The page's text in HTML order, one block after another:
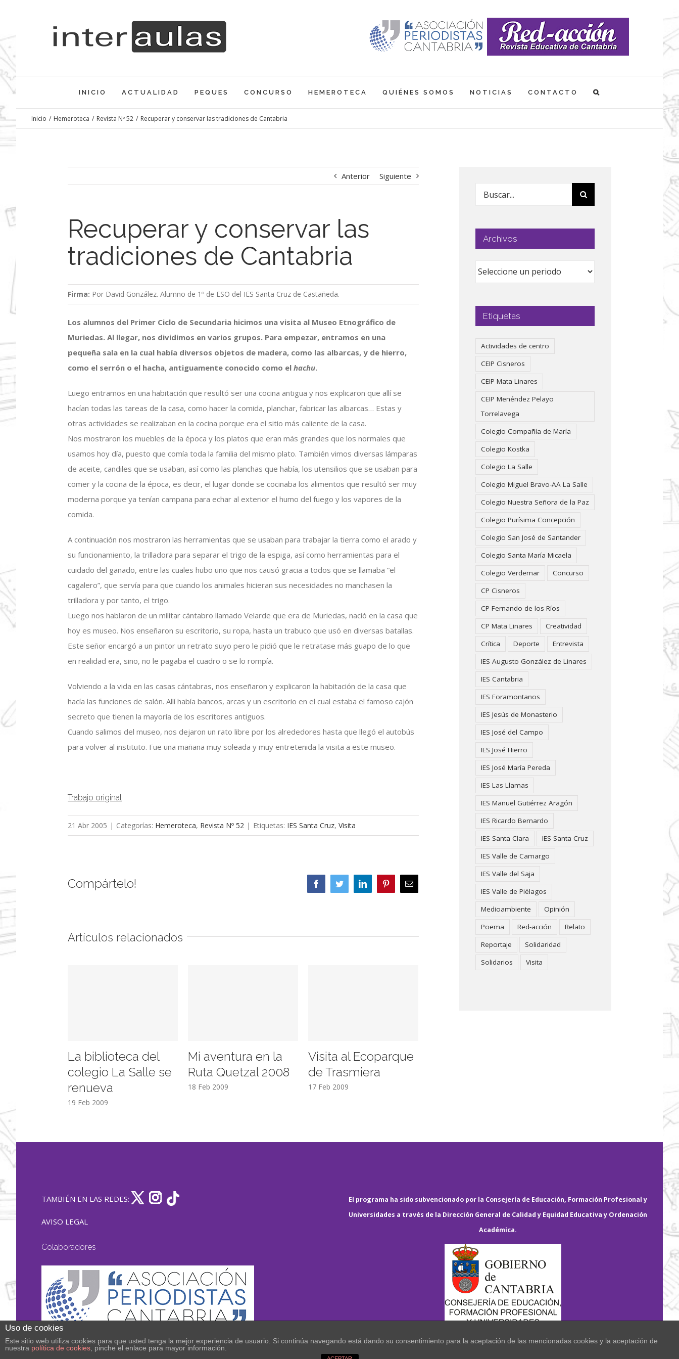
contenido
INICIO ACTUALIDAD PEQUES CONCURSO HEMEROTECA QUIÉNES SOMOS NOTICIAS CONTACTO
Inicio / Hemeroteca / Revista Nº 52 / Recuperar y conservar las tradiciones de Cantabria
Anterior Siguiente
Recuperar y conservar las
tradiciones de Cantabria
Firma: Por David González. Alumno de 1º de ESO del IES Santa Cruz de Castañeda.
Los alumnos del Primer Ciclo de Secundaria hicimos una visita al Museo Etnográfico de
Muriedas. Al llegar, nos dividimos en varios grupos. Para empezar, entramos en una
pequeña sala en la cual había diversos objetos de madera, como las albarcas, y de hierro,
como el serrón o el hacha, antiguamente conocido como elhachu.
Luego entramos en una habitación que resultó ser una cocina antigua y nos explicaron que allí se
hacían todas las tareas de la casa, como hacer la comida, planchar, fabricar las albarcas… Estas y
otras actividades se realizaban en la cocina porque era el sitio más caliente de la casa.
Nos mostraron los muebles de la época y los platos que eran más grandes que los normales que
usamos hoy día, puesto que comía toda la familia del mismo plato. También vimos diversas lámparas
de aceite, candiles que se usaban, así como las planchas que había, los utensilios que se usaban para
comer y la cocina de la época, es decir, el lugar donde se cocinaba los alimentos que resultó ser muy
moderna porque ya tenían campana para echar al exterior el humo del fuego y los vapores de la
comida.
A continuación nos mostraron las herramientas que se usaban para trabajar la tierra como el arado y
su funcionamiento, la trilladora para separar el trigo de la espiga, así como herramientas para el
cuidado del ganado, entre las cuales hubo uno que nos causó gracia a todos que se llamaba “el
cagalero”, que servía para que cuando los animales hicieran sus necesidades no manchasen la
trilladora y por tanto, el trigo.
Luego nos hablaron de un militar cántabro llamado Velarde que era de Muriedas, nació en la casa que
hoy es museo. Nos enseñaron su escritorio, su ropa, hasta un trabuco que usó en diversas batallas.
Este señor encargó a un pintor un retrato suyo pero le pidió que le retratase más guapo de lo que
en realidad era, sino, no le pagaba el cuadro o se lo rompía.
Volviendo a la vida en las casas cántabras, nos enseñaron y explicaron la habitación de la casa que
hacía las funciones de salón. Allí había bancos, arcas y un escritorio en el cual estaba el famoso cajón
secreto que tienen la mayoría de los escritores antiguos.
Cuando salimos del museo, nos dejaron un rato libre por los alrededores hasta que llegó el autobús
para volver al instituto. Fue una mañana muy soleada y muy entretenida la visita a este museo.
Trabajo original
21 Abr 2005 | Categorías: Hemeroteca, Revista Nº 52 | Etiquetas: IES Santa Cruz,Visita
Compártelo! FacebookTwitterLinkedIn PinterestCorreo
electrónico
Artículos relacionados
La biblioteca del
colegio La Salle se
renueva
19 Feb 2009
Mi aventura en la
Ruta Quetzal 2008
18 Feb 2009
Visita al Ecoparque
de Trasmiera
17 Feb 2009
Buscar:
Archivos
Etiquetas
Actividades de centro
CEIP Cisneros
CEIP Mata Linares
CEIP Menéndez Pelayo
Torrelavega
Colegio Compañía de María
Colegio Kostka
Colegio La Salle
Colegio Miguel Bravo-AA La Salle
Colegio Nuestra Señora de la Paz
Colegio Purísima Concepción
Colegio San José de Santander
Colegio Santa María Micaela
Colegio Verdemar
Concurso
CP Cisneros
CP Fernando de los Ríos
CP Mata Linares
Creatividad
Crítica
Deporte
Entrevista
IES Augusto González de Linares
IES Cantabria
IES Foramontanos
IES Jesús de Monasterio
IES José del Campo
IES José Hierro
IES José María Pereda
IES Las Llamas
IES Manuel Gutiérrez Aragón
IES Ricardo Bernardo
IES Santa Clara
IES Santa Cruz
IES Valle de Camargo
IES Valle del Saja
IES Valle de Piélagos
Medioambiente
Opinión
Poema
Red-acción
Relato
Reportaje
Solidaridad
Solidarios
Visita
TAMBIÉN EN LAS REDES:
AVISO LEGAL
Colaboradores
El programa ha sido subvencionado por la Consejería de Educación, Formación Profesional y
Universidades a través de la Dirección General de Calidad y Equidad Educativa y Ordenación
Académica.
Uso de cookies
Este sitio web utiliza cookies para que usted tenga la mejor experiencia de usuario. Si continúa navegando está dando su consentimiento para la aceptación de las mencionadas cookies y la aceptación de
nuestra política de cookies , pinche el enlace para mayor información.